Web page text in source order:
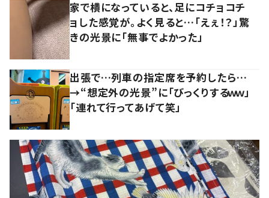
家で横になっていると、足にコチョコチ
ョした感覚が。よく見ると…「えぇ！？」驚
きの光景に「無事でよかった」
出張で…列車の指定席を予約したら…
→“想定外の光景”に「びっくりするｗｗ」
「連れて行ってあげて笑」